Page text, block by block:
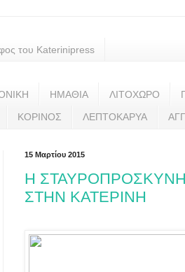
του Katerinipress
ΗΜΑΘΙΑ ΛΙΤΟΧΩΡΟ
ΚΟΡΙΝΟΣ ΛΕΠΤΟΚΑΡΥΑ
15 Μαρτίου 2015
Η
ΣΤΗΝ ΚΑΤΕΡΙΝΗ